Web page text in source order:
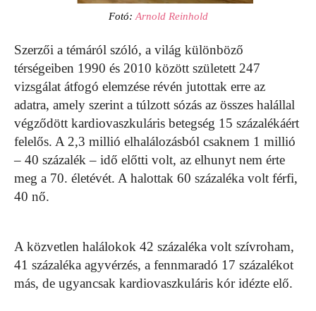
Fotó: Arnold Reinhold
Szerzői a témáról szóló, a világ különböző
térségeiben 1990 és 2010 között született 247
vizsgálat átfogó elemzése révén jutottak erre az
adatra, amely szerint a túlzott sózás az összes halállal
végződött kardiovaszkuláris betegség 15 százalékáért
felelős. A 2,3 millió elhalálozásból csaknem 1 millió
– 40 százalék – idő előtti volt, az elhunyt nem érte
meg a 70. életévét. A halottak 60 százaléka volt férfi,
40 nő.
A közvetlen halálokok 42 százaléka volt szívroham,
41 százaléka agyvérzés, a fennmaradó 17 százalékot
más, de ugyancsak kardiovaszkuláris kór idézte elő.